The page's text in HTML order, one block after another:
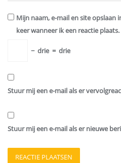
Mijn naam, e-mail en site opslaan
keer wanneer ik een reactie plaats.
− drie = drie
Stuur mij een e-mail als er
Stuur mij een e-mail als er nieuwe